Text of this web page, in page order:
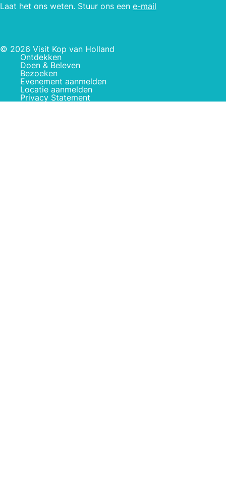
Laat het ons weten. Stuur ons een e-mail
© 2026 Visit Kop van Holland
Ontdekken
Doen & Beleven
Bezoeken
Evenement aanmelden
Locatie aanmelden
Privacy Statement